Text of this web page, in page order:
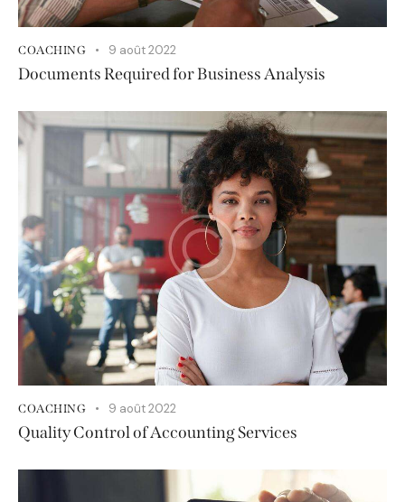
COACHING 9 août 2022
Documents Required for Business Analysis
COACHING 9 août 2022
Quality Control of Accounting Services